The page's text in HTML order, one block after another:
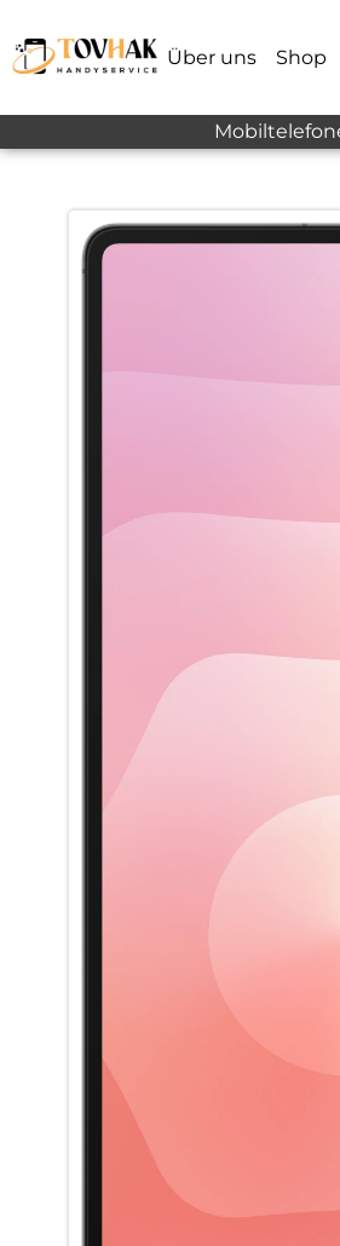
Über uns Shop